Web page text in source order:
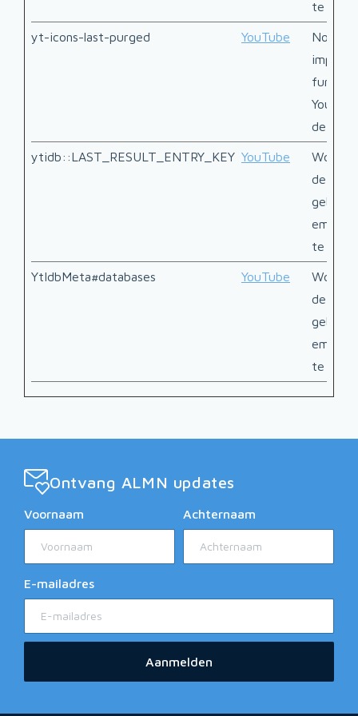
te
yt-icons-last-purged YouTube
de
ytidb::LAST_RESULT_ENTRY_KEY YouTube
Wordt
de
te
YtIdbMeta#databases YouTube
Wordt
de
te
Ontvang ALMN updates
Voornaam Achternaam
E-mailadres
Aanmelden